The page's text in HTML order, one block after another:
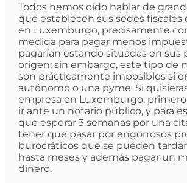
Todos hemos oído hablar de
que establecen sus sedes fiscales
en Luxemburgo, precisamente
medida para pagar menos
pagarían estando situadas en sus
origen; sin embargo, este tipo de
son prácticamente imposibles si
autónomo o una pyme. Si
empresa en Luxemburgo,
ir ante un notario público, y para
que esperar 3 semanas por una
tener que pasar por engorrosos
burocráticos que se pueden
hasta meses y además pagar un
dinero.